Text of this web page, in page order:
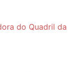
do Quadril da